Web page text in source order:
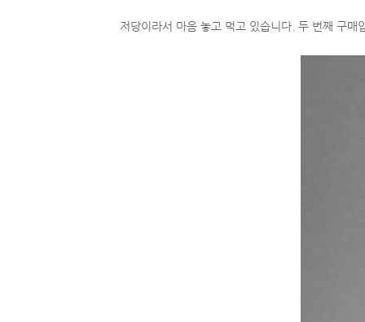
저당이라서 마음 놓고 먹고 있습니다. 두 번째 구매